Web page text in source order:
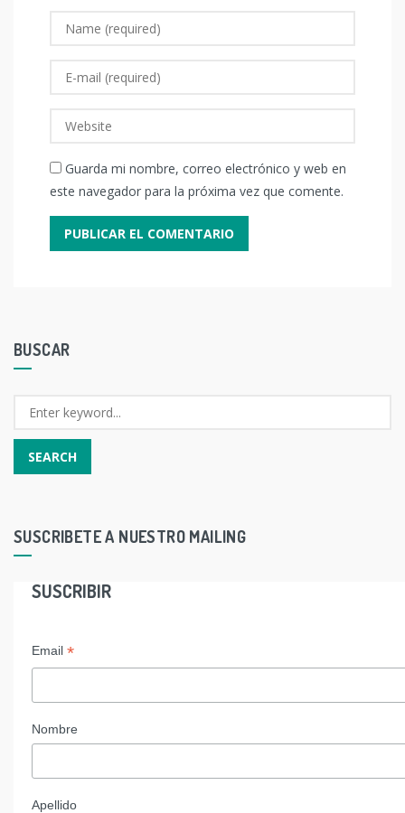
Guarda mi nombre, correo electrónico y web en
este navegador para la próxima vez que comente.
BUSCAR
SUSCRIBETE A NUESTRO MAILING
SUSCRIBIR
Email *
Nombre
Apellido